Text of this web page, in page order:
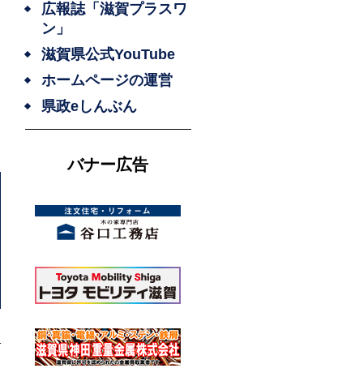
広報誌「滋賀プラスワ
ン」
滋賀県公式YouTube
ホームページの運営
県政eしんぶん
バナー広告